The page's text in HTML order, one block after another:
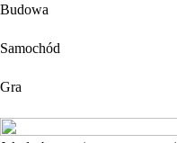
Budowa
Samochód
Gra